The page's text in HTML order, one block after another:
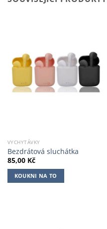
VYCHYTÁVKY
Bezdrátová sluchátka
85,00 Kč
KOUKNI NA TO